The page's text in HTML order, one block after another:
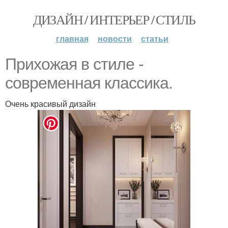
ДИЗАЙН / ИНТЕРЬЕР / СТИЛЬ
главная новости статьи
Прихожая в стиле -
современная классика.
Очень красивый дизайн